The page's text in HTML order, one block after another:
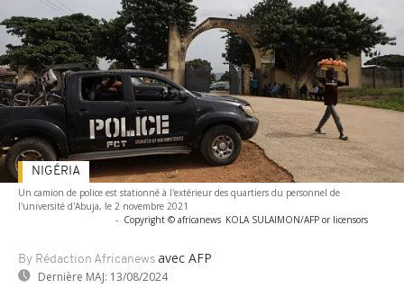
Un camion de police est stationné à l'extérieur des quartiers du personnel de
l'université d'Abuja, le 2 novembre 2021
- Copyright © africanews KOLA SULAIMON/AFP or licensors
By Rédaction Africanews avec AFP
Dernière MAJ: 13/08/2024
NIGÉRIA